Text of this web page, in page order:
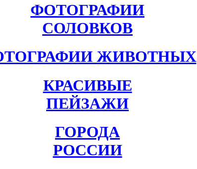
ФОТОГРАФИИ
СОЛОВКОВ
ЖИВОТНЫХ
КРАСИВЫЕ
ПЕЙЗАЖИ
ГОРОДА
РОССИИ